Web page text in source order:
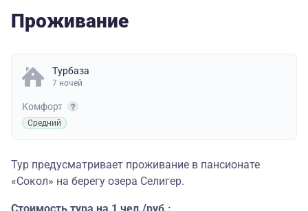
Проживание
Турбаза
7 ночей
Комфорт
Средний
Тур предусматривает проживание в пансионате
«Сокол» на берегу озера Селигер.